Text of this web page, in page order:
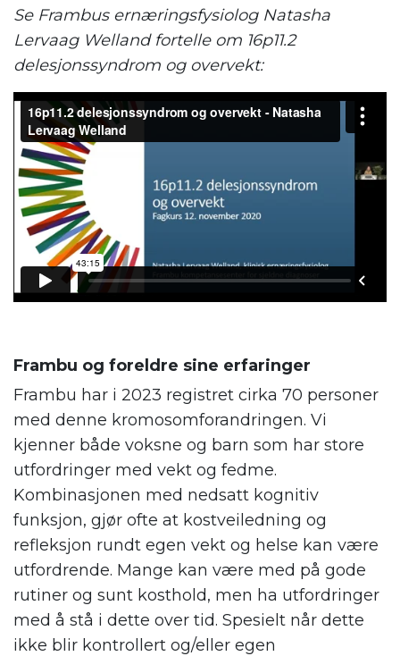
Se Frambus ernæringsfysiolog Natasha
Lervaag Welland fortelle om 16p11.2
delesjonssyndrom og overvekt:
Frambu og foreldre sine erfaringer
Frambu har i 2023 registret cirka 70 personer
med denne kromosomforandringen. Vi
kjenner både voksne og barn som har store
utfordringer med vekt og fedme.
Kombinasjonen med nedsatt kognitiv
funksjon, gjør ofte at kostveiledning og
refleksjon rundt egen vekt og helse kan være
utfordrende. Mange kan være med på gode
rutiner og sunt kosthold, men ha utfordringer
med å stå i dette over tid. Spesielt når dette
ikke blir kontrollert og/eller egen